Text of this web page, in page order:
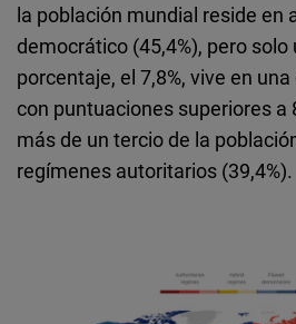
la población mundial reside en
democrático (45,4%), pero solo
porcentaje, el 7,8%, vive en
con puntuaciones superiores a
más de un tercio de la
regímenes autoritarios (39,4%).